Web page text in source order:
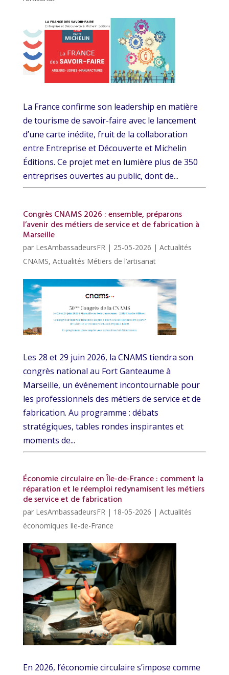
La France confirme son leadership en matière
de tourisme de savoir-faire avec le lancement
d’une carte inédite, fruit de la collaboration
entre Entreprise et Découverte et Michelin
Éditions. Ce projet met en lumière plus de 350
entreprises ouvertes au public, dont de...
Congrès CNAMS 2026 : ensemble, préparons
l’avenir des métiers de service et de fabrication à
Marseille
par LesAmbassadeursFR | 25-05-2026 | Actualités
CNAMS, Actualités Métiers de l’artisanat
Les 28 et 29 juin 2026, la CNAMS tiendra son
congrès national au Fort Ganteaume à
Marseille, un événement incontournable pour
les professionnels des métiers de service et de
fabrication. Au programme : débats
stratégiques, tables rondes inspirantes et
moments de...
Économie circulaire en Île-de-France : comment la
réparation et le réemploi redynamisent les métiers
de service et de fabrication
par LesAmbassadeursFR| 18-05-2026 | Actualités
économiques Ile-de-France
En 2026, l’économie circulaire s’impose comme